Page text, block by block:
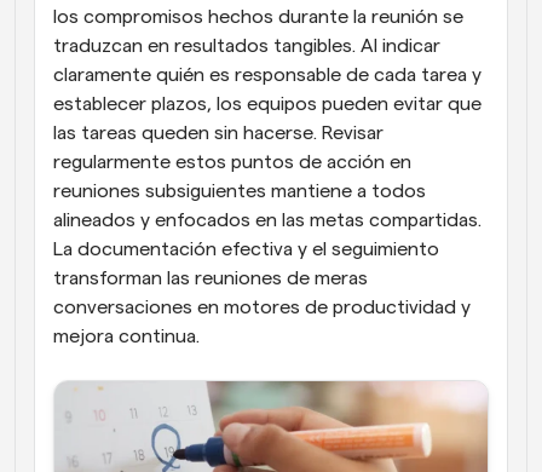
los compromisos hechos durante la reunión se
traduzcan en resultados tangibles. Al indicar
claramente quién es responsable de cada tarea y
establecer plazos, los equipos pueden evitar que
las tareas queden sin hacerse. Revisar
regularmente estos puntos de acción en
reuniones subsiguientes mantiene a todos
alineados y enfocados en las metas compartidas.
La documentación efectiva y el seguimiento
transforman las reuniones de meras
conversaciones en motores de productividad y
mejora continua.